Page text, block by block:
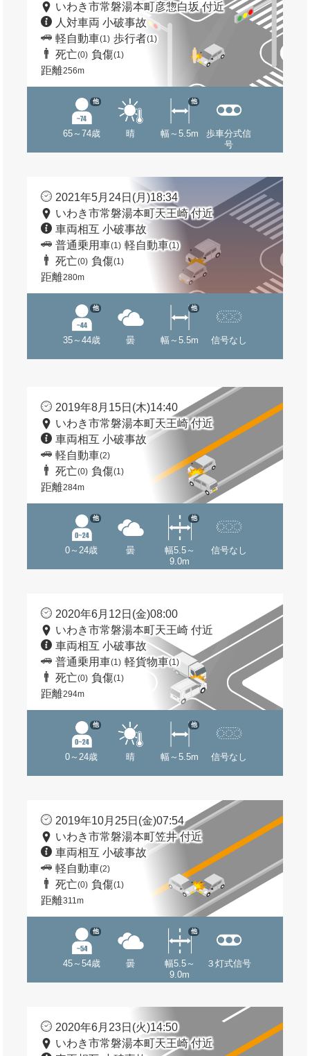
いわき市常磐湯本町彦惣白坂 付近
人対車両 小破事故
軽自動車(1) 歩行者(1)
死亡(0) 負傷(1)
距離256m
65～74歳
他
晴 幅～5.5m
他
歩車分式信
号
2021年5月24日(月)18:34
いわき市常磐湯本町天王崎 付近
車両相互 小破事故
普通乗用車(1) 軽自動車(1)
死亡(0) 負傷(1)
距離280m
35～44歳
他
曇 幅～5.5m
他
信号なし
2019年8月15日(木)14:40
いわき市常磐湯本町天王崎 付近
車両相互 小破事故
軽自動車(2)
死亡(0) 負傷(1)
距離284m
0～24歳
他
曇
幅5.5～
9.0m
他
信号なし
2020年6月12日(金)08:00
いわき市常磐湯本町天王崎 付近
車両相互 小破事故
普通乗用車(1) 軽貨物車(1)
死亡(0) 負傷(1)
距離294m
0～24歳
他
晴 幅～5.5m
他
信号なし
2019年10月25日(金)07:54
いわき市常磐湯本町笠井 付近
車両相互 小破事故
軽自動車(2)
死亡(0) 負傷(1)
距離311m
45～54歳
他
曇
幅5.5～
9.0m
他
３灯式信号
2020年6月23日(火)14:50
いわき市常磐湯本町天王崎 付近